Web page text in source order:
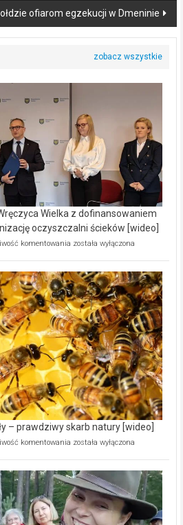
ofiarom egzekucji w Dmeninie
Wielka z dofinansowaniem
oczyszczalni ścieków [wideo]
komentowania Ekologiczne
Wręczyca
Wielka
z
dofinansowaniem
ponad
15,6
mln
na
modernizację
oczyszczalni
ścieków
[wideo]
została wyłączona
– prawdziwy skarb natury [wideo]
komentowania Ekologiczne
–
prawdziwy
skarb
natury
[wideo]
została wyłączona